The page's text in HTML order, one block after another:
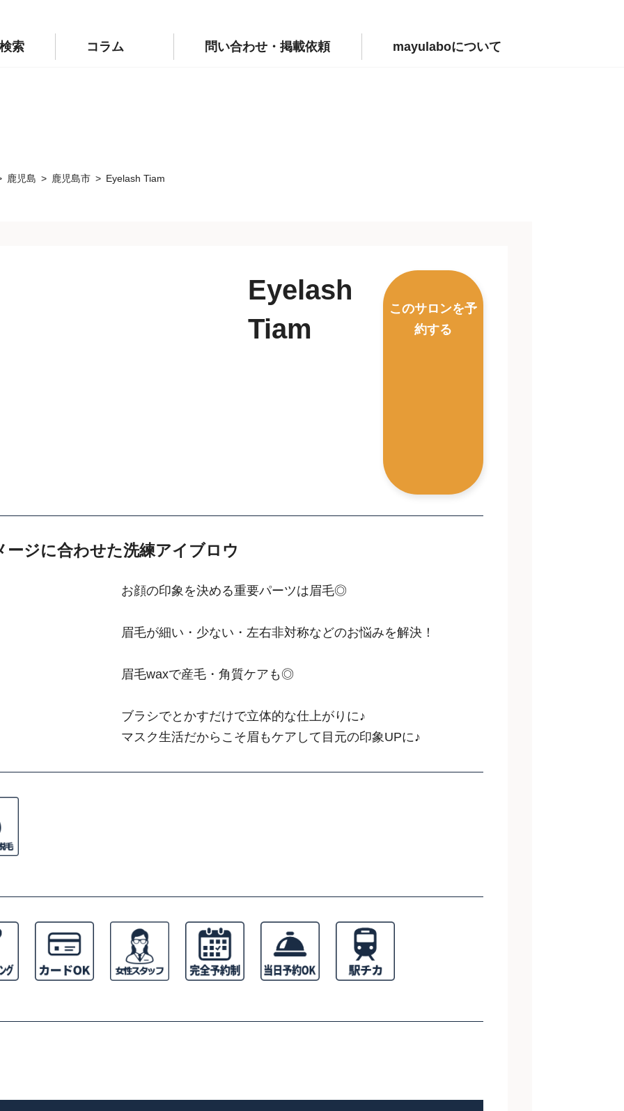
public_html/wp-config.php
索 コラム 問い合わせ・掲載依頼 mayulaboについて
鹿児島 鹿児島市 Eyelash Tiam
Eyelash
Tiam
このサロンを予
約する
ージに合わせた洗練アイブロウ
お顔の印象を決める重要パーツは眉毛◎
眉毛が細い・少ない・左右非対称などのお悩みを解決！
眉毛waxで産毛・角質ケアも◎
ブラシでとかすだけで立体的な仕上がりに♪
マスク生活だからこそ眉もケアして目元の印象UPに♪